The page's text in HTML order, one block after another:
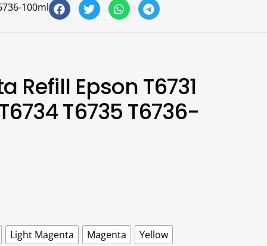
100ml
Refill Epson T6731
T6735 T6736-
Light Magenta Magenta Yellow